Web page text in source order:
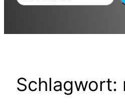
Schlagwort: